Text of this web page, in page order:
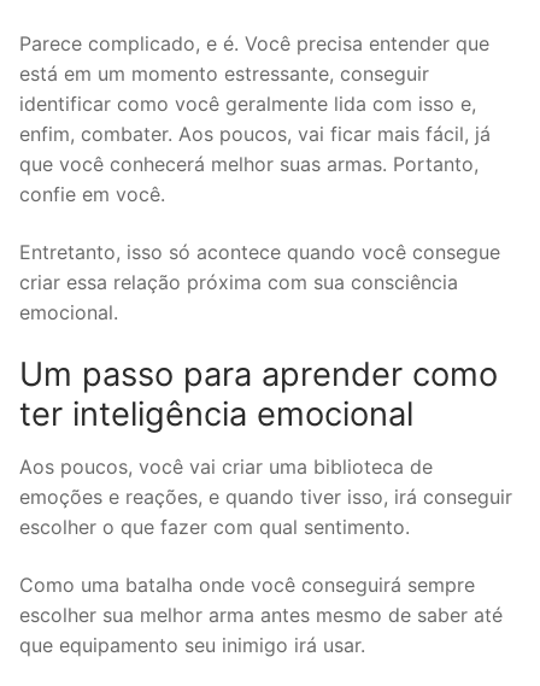
Parece complicado, e é. Você precisa entender que
está em um momento estressante, conseguir
identificar como você geralmente lida com isso e,
enfim, combater. Aos poucos, vai ficar mais fácil, já
que você conhecerá melhor suas armas. Portanto,
confie em você.
Entretanto, isso só acontece quando você consegue
criar essa relação próxima com sua consciência
emocional.
Um passo para aprender como
ter inteligência emocional
Aos poucos, você vai criar uma biblioteca de
emoções e reações, e quando tiver isso, irá conseguir
escolher o que fazer com qual sentimento.
Como uma batalha onde você conseguirá sempre
escolher sua melhor arma antes mesmo de saber até
que equipamento seu inimigo irá usar.